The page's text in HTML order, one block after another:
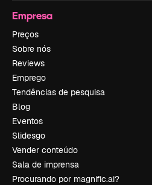
Empresa
Preços
Sobre nós
Reviews
Emprego
Tendências de pesquisa
Blog
Eventos
Slidesgo
Vender conteúdo
Sala de imprensa
Procurando por magnific.ai?